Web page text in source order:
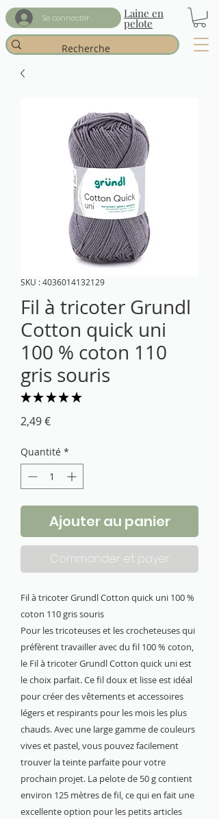
Se connecter Laine en
pelote
SKU : 4036014132129
Fil à tricoter Grundl
Cotton quick uni
100 % coton 110
gris souris
★ ★ ★ ★ ★
2,49 €Prix
Quantité *
Ajouter au panier
Commander et payer
Fil à tricoter Grundl Cotton quick uni 100 %
coton 110 gris souris
Pour les tricoteuses et les crocheteuses qui
préfèrent travailler avec du fil 100 % coton,
le Fil à tricoter Grundl Cotton quick uni est
le choix parfait. Ce fil doux et lisse est idéal
pour créer des vêtements et accessoires
légers et respirants pour les mois les plus
chauds. Avec une large gamme de couleurs
vives et pastel, vous pouvez facilement
trouver la teinte parfaite pour votre
prochain projet. La pelote de 50 g contient
environ 125 mètres de fil, ce qui en fait une
excellente option pour les petits articles